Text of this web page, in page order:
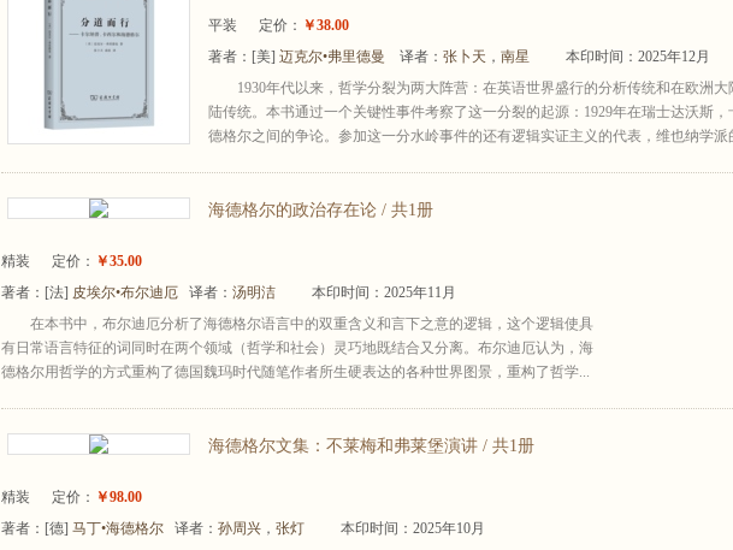
平装 定价： ￥38.00
著者： [美] 迈克尔•弗里德曼 译者： 张卜天 ， 南星
本印时间：2025年12月
1930年代以来，哲学分裂为两大阵营：在英语世界盛行的分析传统和在欧洲大
陆传统。本书通过一个关键性事件考察了这一分裂的起源：1929年在瑞士达沃斯，
德格尔之间的争论。参加这一分水岭事件的还有逻辑实证主义的代表，维也纳学派
海德格尔的政治存在论 / 共1册
精装 定价： ￥35.00
著者： [法] 皮埃尔•布尔迪厄 译者： 汤明洁
本印时间：2025年11月
在本书中，布尔迪厄分析了海德格尔语言中的双重含义和言下之意的逻辑，这个逻辑使具
有日常语言特征的词同时在两个领域（哲学和社会）灵巧地既结合又分离。布尔迪厄认为，海
德格尔用哲学的方式重构了德国魏玛时代随笔作者所生硬表达的各种世界图景，重构了哲学...
海德格尔文集：不莱梅和弗莱堡演讲 / 共1册
精装 定价： ￥98.00
著者： [德] 马丁•海德格尔 译者： 孙周兴 ， 张灯
本印时间：2025年10月